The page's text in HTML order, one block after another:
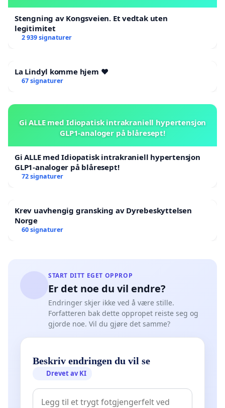
Stengning av Kongsveien. Et vedtak uten
legitimitet
2 939 signaturer
La Lindyl komme hjem ❤️
67 signaturer
Gi ALLE med Idiopatisk intrakraniell hypertensjon
GLP1-analoger på blåresept!
Gi ALLE med Idiopatisk intrakraniell hypertensjon
GLP1-analoger på blåresept!
72 signaturer
Krev uavhengig gransking av Dyrebeskyttelsen
Norge
60 signaturer
START DITT EGET OPPROP
Er det noe du vil endre?
Endringer skjer ikke ved å være stille.
Forfatteren bak dette oppropet reiste seg og
gjorde noe. Vil du gjøre det samme?
Beskriv endringen du vil se
Drevet av KI